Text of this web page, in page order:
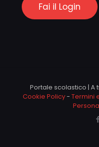
Fai il Login
Portale scolastico | A
Cookie Policy- Termini